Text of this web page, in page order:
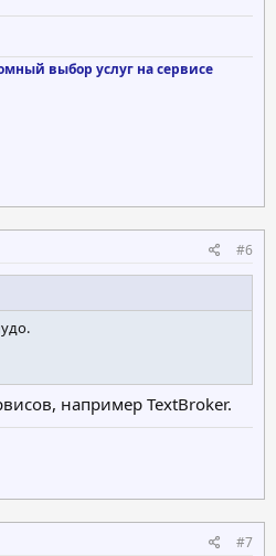
выбор услуг на сервисе
#6
например TextBroker.
#7